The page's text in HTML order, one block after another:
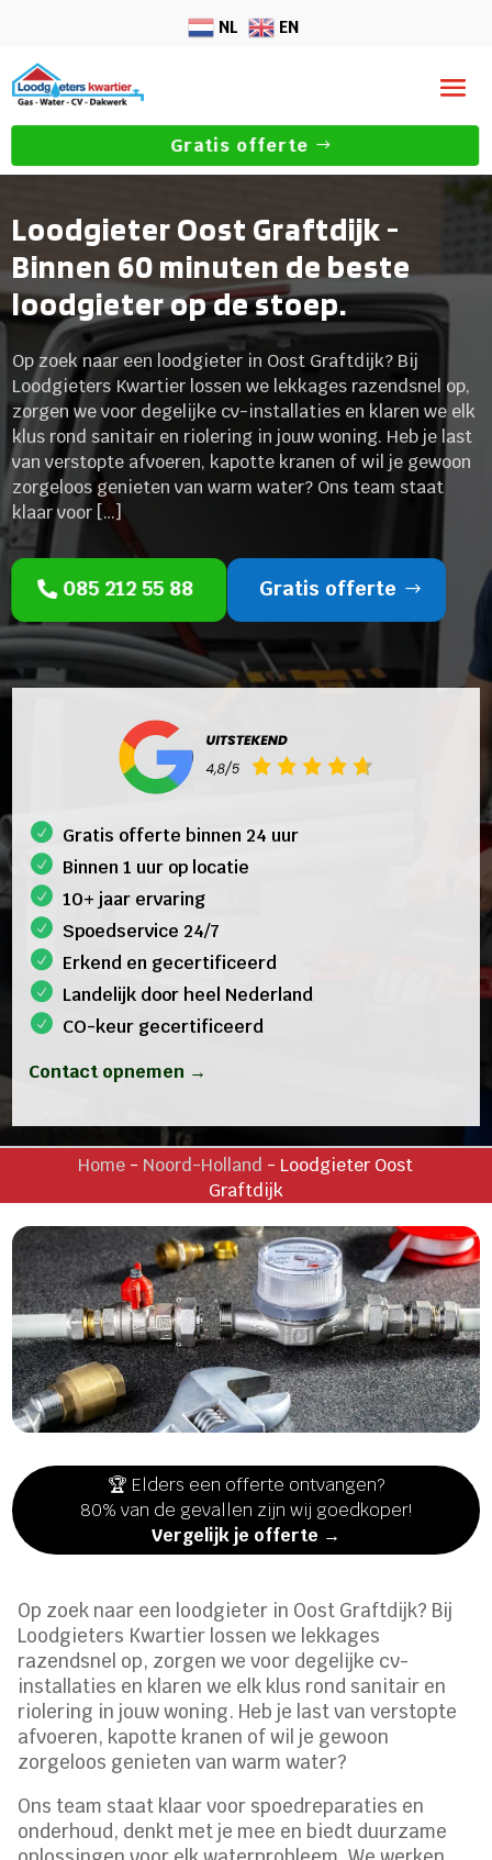
NL EN
Gratis offerte
Loodgieter Oost Graftdijk -
Binnen 60 minuten de beste
loodgieter op de stoep.
Op zoek naar een loodgieter in Oost Graftdijk? Bij
Loodgieters Kwartier lossen we lekkages razendsnel op,
zorgen we voor degelijke cv-installaties en klaren we elk
klus rond sanitair en riolering in jouw woning.​ Heb je last
van verstopte afvoeren, kapotte kranen of wil je gewoon
zorgeloos genieten van warm water? Ons team staat
klaar voor […]
085 212 55 88 Gratis offerte
Gratis offerte binnen 24 uur
Binnen 1 uur op locatie
10+ jaar ervaring
Spoedservice 24/7
Erkend en gecertificeerd
Landelijk door heel Nederland
CO-keur gecertificeerd
Contact opnemen →
Home - Noord-Holland - Loodgieter Oost
Graftdijk
🏆 Elders een offerte ontvangen?
80% van de gevallen zijn wij goedkoper!
Vergelijk je offerte →
Op zoek naar een loodgieter in Oost Graftdijk? Bij
Loodgieters Kwartier lossen we lekkages
razendsnel op, zorgen we voor degelijke cv-
installaties en klaren we elk klus rond sanitair en
riolering in jouw woning.​ Heb je last van verstopte
afvoeren, kapotte kranen of wil je gewoon
zorgeloos genieten van warm water?
Ons team staat klaar voor spoedreparaties en
onderhoud, denkt met je mee en biedt duurzame